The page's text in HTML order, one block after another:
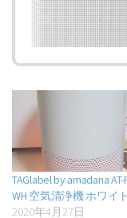
TAGlabel by amadana AT-
WH 空気清浄機 ホワイト
2020年4月27日